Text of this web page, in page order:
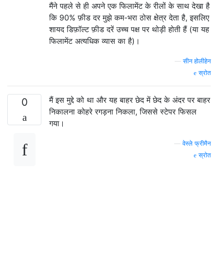
मैंने पहले से ही अपने एक फिलामेंट के रीलों के साथ देखा है
कि 90% फ़ीड दर मुझे कम-भरा ठोस क्षेत्र देता है, इसलिए
शायद डिफ़ॉल्ट फ़ीड दरें उच्च पक्ष पर थोड़ी होती हैं (या यह
फिलामेंट अत्यधिक व्यास का है)।
—सीन होलीहेन
स्रोत
0
मैं इस मुद्दे को था और यह बाहर छेद में छेद के अंदर पर बाहर
निकालना कोहरे रगड़ना निकला, जिससे स्टेपर फिसल
गया।
—वेस्ले फ्रीमैन
स्रोत